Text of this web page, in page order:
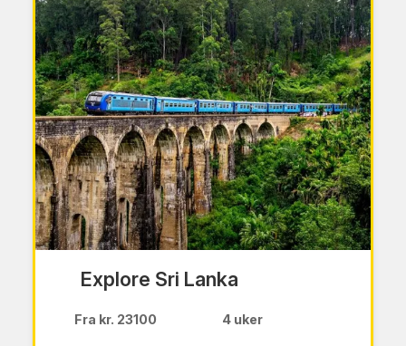
Explore Sri Lanka
Fra kr. 23100 4 uker